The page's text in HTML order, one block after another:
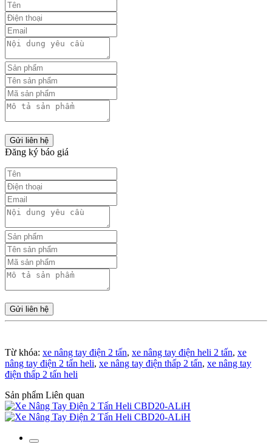
Gửi liên hệ
Đăng ký báo giá
Gửi liên hệ
Từ khóa: xe nâng tay điện 2 tấn, xe nâng tay điện heli 2 tấn, xe
nâng tay điện 2 tấn heli, xe nâng tay điện thấp 2 tấn, xe nâng tay
điện thấp 2 tấn heli
Sản phẩm Liên quan